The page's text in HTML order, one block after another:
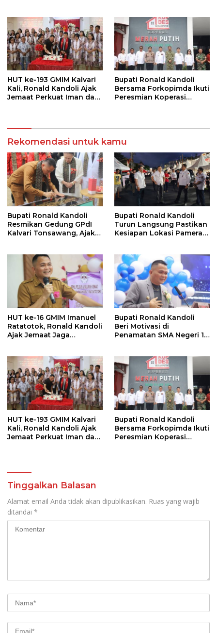
HUT ke-193 GMIM Kalvari
Kali, Ronald Kandoli Ajak
Jemaat Perkuat Iman dan
Bupati Ronald Kandoli
Bersama Forkopimda Ikuti
Peresmian Koperasi
Rekomendasi untuk kamu
Bupati Ronald Kandoli
Resmikan Gedung GPdI
Kalvari Tonsawang, Ajak
Bupati Ronald Kandoli
Turun Langsung Pastikan
Kesiapan Lokasi Pameran
HUT ke-16 GMIM Imanuel
Ratatotok, Ronald Kandoli
Ajak Jemaat Jaga
Bupati Ronald Kandoli
Beri Motivasi di
Penamatan SMA Negeri 1
HUT ke-193 GMIM Kalvari
Kali, Ronald Kandoli Ajak
Jemaat Perkuat Iman dan
Bupati Ronald Kandoli
Bersama Forkopimda Ikuti
Peresmian Koperasi
Tinggalkan Balasan
Alamat email Anda tidak akan dipublikasikan. Ruas yang wajib
ditandai *